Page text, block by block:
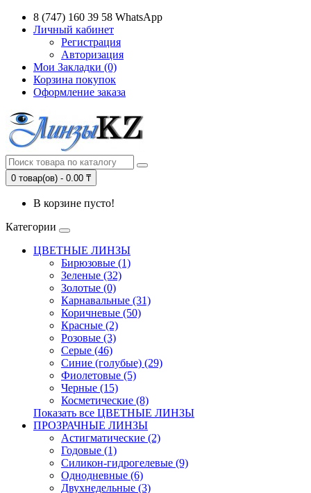
8 (747) 160 39 58 WhatsApp
Личный кабинет
Регистрация
Авторизация
Мои Закладки (0)
Корзина покупок
Оформление заказа
0 товар(ов) - 0.00 ₸
В корзине пусто!
Категории
ЦВЕТНЫЕ ЛИНЗЫ
Бирюзовые (1)
Зеленые (32)
Золотые (0)
Карнавальные (31)
Коричневые (50)
Красные (2)
Розовые (3)
Серые (46)
Синие (голубые) (29)
Фиолетовые (5)
Черные (15)
Косметические (8)
Показать все ЦВЕТНЫЕ ЛИНЗЫ
ПРОЗРАЧНЫЕ ЛИНЗЫ
Астигматические (2)
Годовые (1)
Силикон-гидрогелевые (9)
Однодневные (6)
Двухнедельные (3)